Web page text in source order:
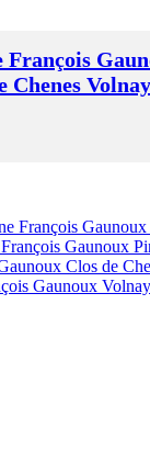
François
Chenes